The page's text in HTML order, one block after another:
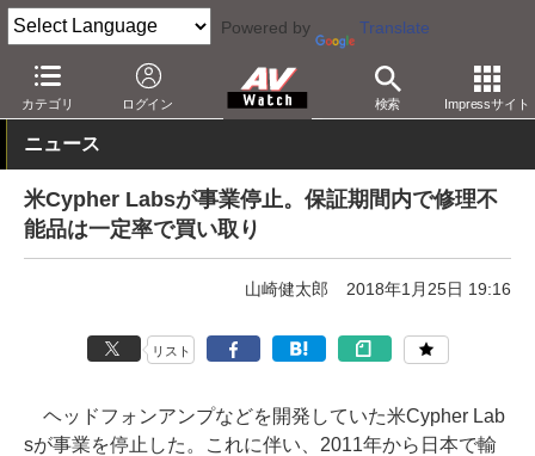
Powered by Translate
カテゴリ ログイン 検索 Impressサイト
AV Watch 動向 業界動向 経営/IR
ニュース
米Cypher Labsが事業停止。保証期間内で修理不
能品は一定率で買い取り
山崎健太郎 2018年1月25日 19:16
リスト
ヘッドフォンアンプなどを開発していた米Cypher Lab
sが事業を停止した。これに伴い、2011年から日本で輸